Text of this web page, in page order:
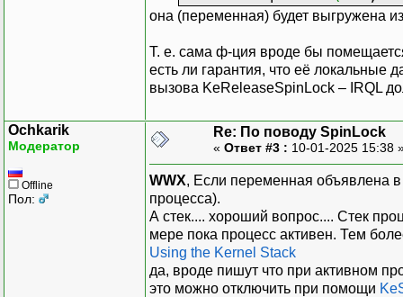
она (переменная) будет выгружена
Т. е. сама ф-ция вроде бы
есть ли гарантия, что её локальные
вызова KeReleaseSpinLock – IRQL
Ochkarik
Модератор
Offline
Пол:
Re: По поводу SpinLock
« Ответ #3 : 10-01-2025 15:38
WWX, Если переменная объявлена в
процесса).
А стек.... хороший вопрос.... Стек
мере пока процесс активен. Тем
Using the Kernel Stack
да, вроде пишут что при активном
это можно отключить при помощи